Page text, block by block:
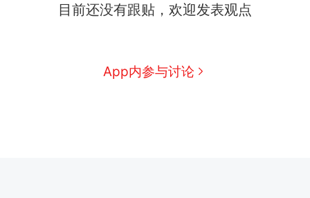
目前还没有跟贴，欢迎发表观点
App内参与讨论